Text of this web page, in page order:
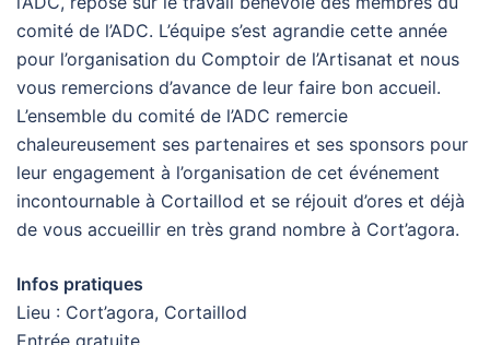
comité de l’ADC. L’équipe s’est agrandie cette année
pour l’organisation du Comptoir de l’Artisanat et nous
vous remercions d’avance de leur faire bon accueil.
L’ensemble du comité de l’ADC remercie
chaleureusement ses partenaires et ses sponsors pour
leur engagement à l’organisation de cet événement
incontournable à Cortaillod et se réjouit d’ores et déjà
de vous accueillir en très grand nombre à Cort’agora.
Infos pratiques
Lieu : Cort’agora, Cortaillod
Entrée gratuite